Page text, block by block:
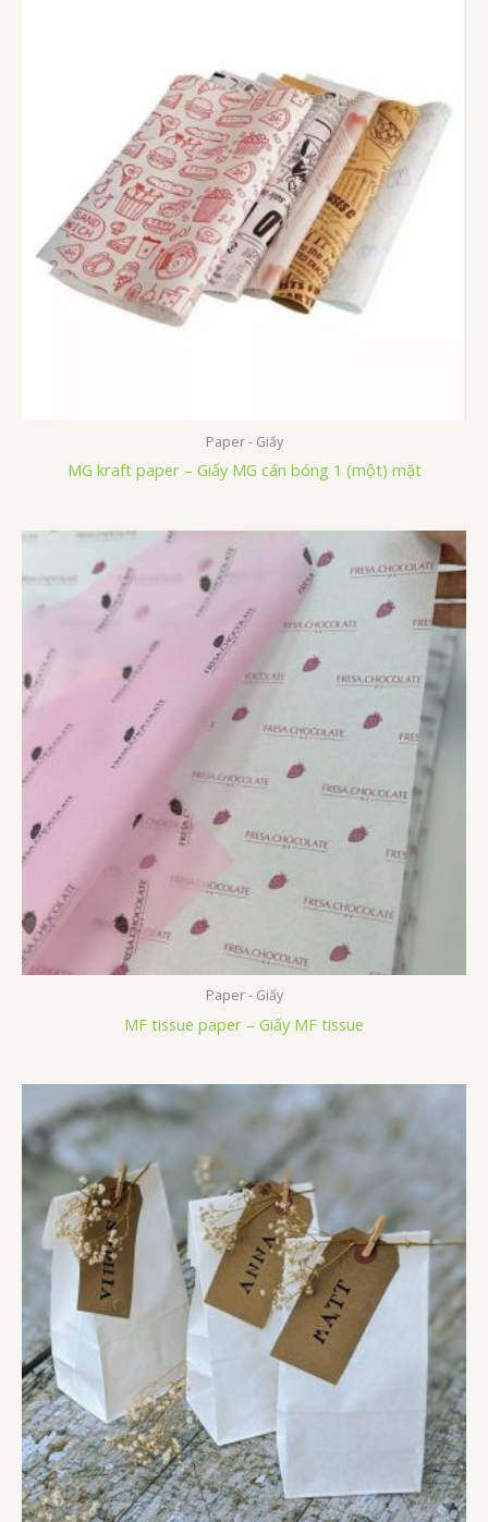
Paper - Giấy
MG kraft paper – Giấy MG cán bóng 1 (một) mặt
Paper - Giấy
MF tissue paper – Giấy MF tissue